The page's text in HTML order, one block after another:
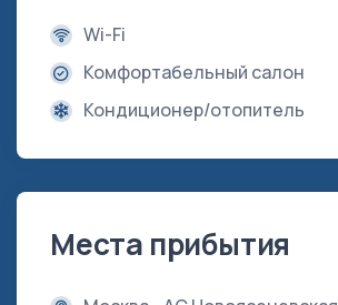
Wi-Fi
Комфортабельный салон
Кондиционер/отопитель
Места прибытия